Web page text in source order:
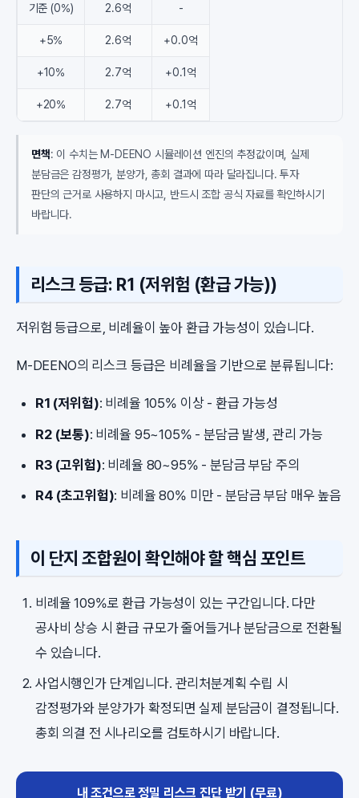
기준 (0%) 2.6억 -
+5% 2.6억 +0.0억
+10% 2.7억 +0.1억
+20% 2.7억 +0.1억
면책: 이 수치는 M-DEENO 시뮬레이션 엔진의 추정값이며, 실제
분담금은 감정평가, 분양가, 총회 결과에 따라 달라집니다. 투자
판단의 근거로 사용하지 마시고, 반드시 조합 공식 자료를 확인하시기
바랍니다.
리스크 등급: R1 (저위험 (환급 가능))
저위험 등급으로, 비례율이 높아 환급 가능성이 있습니다.
M-DEENO의 리스크 등급은 비례율을 기반으로 분류됩니다:
R1 (저위험): 비례율 105% 이상 - 환급 가능성
R2 (보통): 비례율 95~105% - 분담금 발생, 관리 가능
R3 (고위험): 비례율 80~95% - 분담금 부담 주의
R4 (초고위험): 비례율 80% 미만 - 분담금 부담 매우 높음
이 단지 조합원이 확인해야 할 핵심 포인트
비례율 109%로 환급 가능성이 있는 구간입니다. 다만
공사비 상승 시 환급 규모가 줄어들거나 분담금으로 전환될
수 있습니다.
사업시행인가 단계입니다. 관리처분계획 수립 시
감정평가와 분양가가 확정되면 실제 분담금이 결정됩니다.
총회 의결 전 시나리오를 검토하시기 바랍니다.
내 조건으로 정밀 리스크 진단 받기 (무료)